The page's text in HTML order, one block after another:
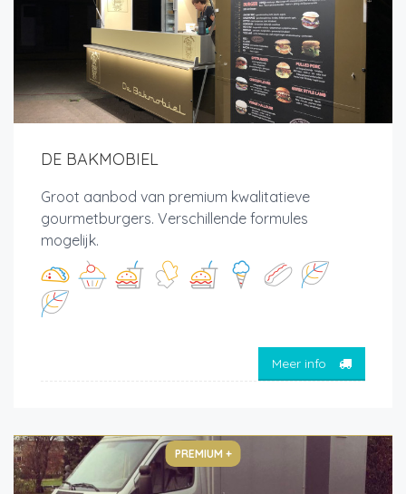
DE BAKMOBIEL
Groot aanbod van premium kwalitatieve
gourmetburgers. Verschillende formules
mogelijk.
Meer info
PREMIUM +